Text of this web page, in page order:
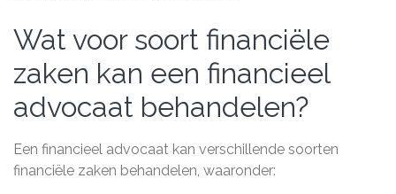
Wat voor soort financiële
zaken kan een financieel
advocaat behandelen?
Een financieel advocaat kan verschillende soorten
financiële zaken behandelen, waaronder: